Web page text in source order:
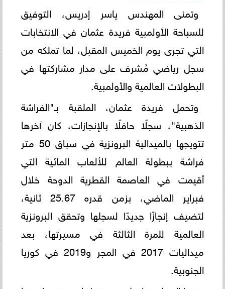
وتمنى المهندس ياسر إدريس، التوفيق
للسباحة الأولمبية فريدة عثمان في الانتخابات
التي تجرى يوم الخميس المقبل، لما تملكه من
سجل رياضي مُشرف على مدار مشاركتها في
البطولات العالمية والأولمبية.
وتحمل فريدة عثمان، الملقبة بـ"الفراشة
الذهبية"، سجلًا حافلًا بالإنجازات، كان آخرها
تتويجها بالميدالية البرونزية في سباق 50 متر
فراشة ببطولة العالم للألعاب المائية التي
أقيمت في العاصمة القطرية الدوحة خلال
فبراير الماضي، بزمن قدره 25.67 ثانية،
لتضيف إنجازًا جديدًا لسجلها وتحقق البرونزية
العالمية للمرة الثالثة في مسيرتها، بعد
ميداليات 2017 في المجر و2019 في كوريا
الجنوبية.